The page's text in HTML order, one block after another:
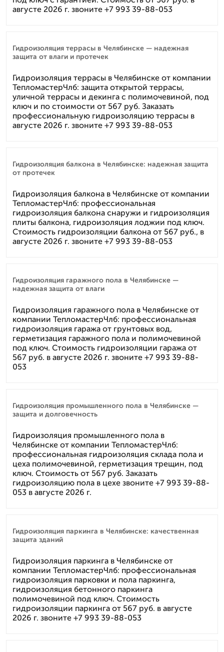
августе 2026 г. звоните +7 993 39-88-053
Гидроизоляция террасы в Челябинске — надежная
защита от влаги и протечек
Гидроизоляция террасы в Челябинске от компании
ТепломастерЧлб: защита открытой террасы,
уличной террасы и декинга с полимочевиной, под
ключ и по стоимости от 567 руб. Заказать
профессиональную гидроизоляцию террасы в
августе 2026 г. звоните +7 993 39-88-053
Гидроизоляция балкона в Челябинске: надежная защита
от протечек
Гидроизоляция балкона в Челябинске от компании
ТепломастерЧлб: профессиональная
гидроизоляция балкона снаружи и гидроизоляция
плиты балкона, гидроизоляция лоджии под ключ.
Стоимость гидроизоляции балкона от 567 руб., в
августе 2026 г. звоните +7 993 39-88-053
Гидроизоляция гаражного пола в Челябинске —
надежная защита от влаги
Гидроизоляция гаражного пола в Челябинске от
компании ТепломастерЧлб: профессиональная
гидроизоляция гаража от грунтовых вод,
герметизация гаражного пола и полимочевиной
под ключ. Стоимость гидроизоляции гаража от
567 руб. в августе 2026 г. звоните +7 993 39-88-
053
Гидроизоляция промышленного пола в Челябинске —
защита и долговечность
Гидроизоляция промышленного пола в
Челябинске от компании ТепломастерЧлб:
профессиональная гидроизоляция склада пола и
цеха полимочевиной, герметизация трещин, под
ключ. Стоимость от 567 руб. Заказать
гидроизоляцию пола в цехе звоните +7 993 39-88-
053 в августе 2026 г.
Гидроизоляция паркинга в Челябинске: качественная
защита зданий
Гидроизоляция паркинга в Челябинске от
компании ТепломастерЧлб: профессиональная
гидроизоляция парковки и пола паркинга,
гидроизоляция бетонного паркинга
полимочевиной под ключ. Стоимость
гидроизоляции паркинга от 567 руб. в августе
2026 г. звоните +7 993 39-88-053